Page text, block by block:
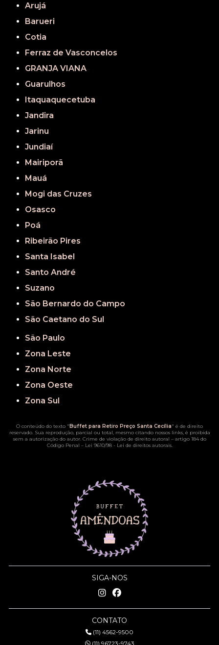
Arujá
Barueri
Cotia
Ferraz de Vasconcelos
GRANJA VIANA
Guarulhos
Itaquaquecetuba
Jandira
Jarinu
Jundiaí
Mairiporã
Mauá
Mogi das Cruzes
Osasco
Poá
Ribeirão Pires
Santa Isabel
Santo André
Suzano
São Bernardo do Campo
São Caetano do Sul
São Paulo
Zona Leste
Zona Norte
Zona Oeste
Zona Sul
O conteúdo do texto "Buffet para Retiro Preço Santa Cecília" é de direito
reservado. Sua reprodução, parcial ou total, mesmo citando nossos links, é proibida
sem a autorização do autor. Crime de violação de direito autoral – artigo 184 do
Código Penal – Lei 9610/98 - Lei de direitos autorais.
SIGA-NOS
CONTATO
(11) 4562-9500
(11) 96723-9743